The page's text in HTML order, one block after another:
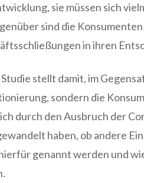
sie müssen sich
sind die
in ihren
stellt damit, im
sondern die
durch den Ausbruch der
haben, ob andere
genannt werden und